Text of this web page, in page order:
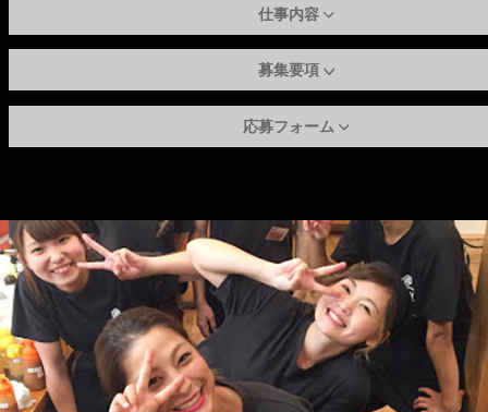
仕事内容
募集要項
応募フォーム